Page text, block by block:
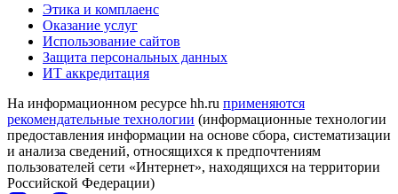
Этика и комплаенс
Оказание услуг
Использование сайтов
Защита персональных данных
ИТ аккредитация
На информационном ресурсе hh.ru применяются
рекомендательные технологии (информационные технологии
предоставления информации на основе сбора, систематизации
и анализа сведений, относящихся к предпочтениям
пользователей сети «Интернет», находящихся на территории
Российской Федерации)